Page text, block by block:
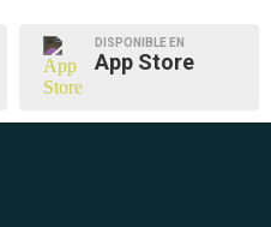
DISPONIBLE EN
App Store